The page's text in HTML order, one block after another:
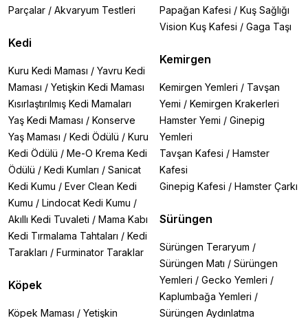
Parçalar / Akvaryum Testleri
Kedi
Kuru Kedi Maması / Yavru Kedi
Maması / Yetişkin Kedi Maması
Kısırlaştırılmış Kedi Mamaları
Yaş Kedi Maması / Konserve
Yaş Maması / Kedi Ödülü / Kuru
Kedi Ödülü / Me-O Krema Kedi
Ödülü / Kedi Kumları / Sanicat
Kedi Kumu / Ever Clean Kedi
Kumu / Lindocat Kedi Kumu /
Akıllı Kedi Tuvaleti / Mama Kabı
Kedi Tırmalama Tahtaları / Kedi
Tarakları / Furminator Taraklar
Köpek
Köpek Maması / Yetişkin
Papağan Kafesi / Kuş Sağlığı
Vision Kuş Kafesi / Gaga Taşı
Kemirgen
Kemirgen Yemleri / Tavşan
Yemi / Kemirgen Krakerleri
Hamster Yemi / Ginepig
Yemleri
Tavşan Kafesi / Hamster
Kafesi
Ginepig Kafesi / Hamster Çarkı
Sürüngen
Sürüngen Teraryum /
Sürüngen Matı / Sürüngen
Yemleri / Gecko Yemleri /
Kaplumbağa Yemleri /
Sürüngen Aydınlatma